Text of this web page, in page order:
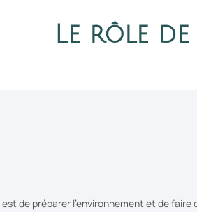
Le rôle
de préparer l’environnement et de